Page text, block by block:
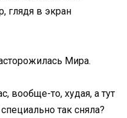
глядя в экран
Мира.
вообще-то, худая, а тут
так сняла?